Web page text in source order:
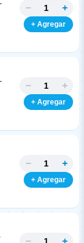
− +
+ Agregar
− +
+ Agregar
− +
+ Agregar
− +